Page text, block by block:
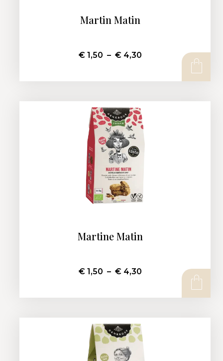
Martin Matin
€1,50 – €4,30
Martine Matin
€1,50 – €4,30